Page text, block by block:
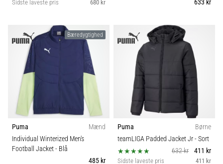
Sidste laveste pris 680 kr 633 kr
Bæredygtighed
Puma
Mænd
Individual Winterized Men's
Football Jacket- Blå
485 kr
Puma
Børne
teamLIGA Padded Jacket Jr- Sort
632 kr
411 kr
Sidste laveste pris 411 kr